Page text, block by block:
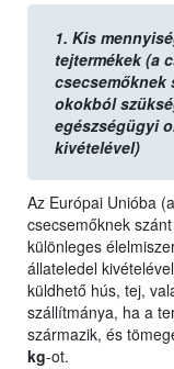
1. Kis
tejtermékek (a
csecsemőknek
okokból
egészségügyi
kivételével)
Az Európai Unióba
csecsemőknek
különleges
állateledel
küldhető hús, tej,
szállítmánya, ha a
származik, és
kg-ot.